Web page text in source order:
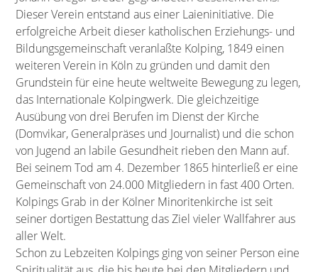
Dieser Verein entstand aus einer Laieninitiative. Die
erfolgreiche Arbeit dieser katholischen Erziehungs- und
Bildungsgemeinschaft veranlaßte Kolping, 1849 einen
weiteren Verein in Köln zu gründen und damit den
Grundstein für eine heute weltweite Bewegung zu legen,
das Internationale Kolpingwerk. Die gleichzeitige
Ausübung von drei Berufen im Dienst der Kirche
(Domvikar, Generalpräses und Journalist) und die schon
von Jugend an labile Gesundheit rieben den Mann auf.
Bei seinem Tod am 4. Dezember 1865 hinterließ er eine
Gemeinschaft von 24.000 Mitgliedern in fast 400 Orten.
Kolpings Grab in der Kölner Minoritenkirche ist seit
seiner dortigen Bestattung das Ziel vieler Wallfahrer aus
aller Welt.
Schon zu Lebzeiten Kolpings ging von seiner Person eine